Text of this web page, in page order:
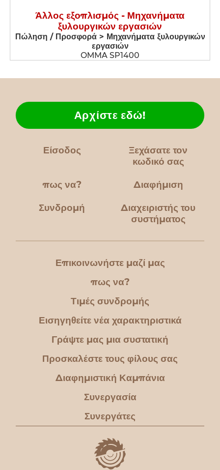
Άλλος εξοπλισμός - Μηχανήματα
ξυλουργικών εργασιών
Πώληση / Προσφορά > Μηχανήματα ξυλουργικών
εργασιών
OMMA SP1400
Είσοδος
Ξεχάσατε τον
κωδικό σας
πως να?
Αρχίστε εδώ!
Διαφήμιση
Συνδρομή
Διαχειριστής του
συστήματος
Επικοινωνήστε μαζί μας
πως να?
Τιμές συνδρομής
Εισηγηθείτε νέα χαρακτηριστικά
Γράψτε μας μια συστατική
Προσκαλέστε τους φίλους σας
Διαφημιστική Καμπάνια
Συνεργασία
Συνεργάτες